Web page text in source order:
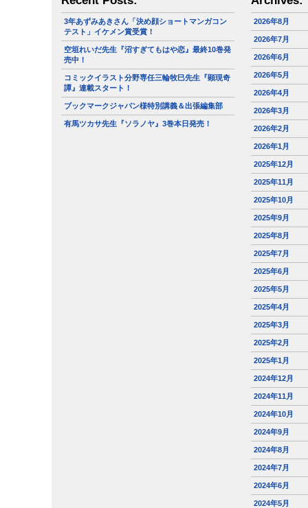
3年あずみあきさん「決め顔ショートマンガコン
テスト」イケメン賞受賞！
空垣れいだ先生『沼すぎてもはや恋』最終10巻発
売中！
コミックイラスト分野専任三輪牧巳先生『顕現奇
譚』連載スタート！
ブックマークジャパン様特別講義＆出張編集部
有馬ツカサ先生『ソラノヤ』3巻本日発売！
2026年8月
2026年7月
2026年6月
2026年5月
2026年4月
2026年3月
2026年2月
2026年1月
2025年12月
2025年11月
2025年10月
2025年9月
2025年8月
2025年7月
2025年6月
2025年5月
2025年4月
2025年3月
2025年2月
2025年1月
2024年12月
2024年11月
2024年10月
2024年9月
2024年8月
2024年7月
2024年6月
2024年5月